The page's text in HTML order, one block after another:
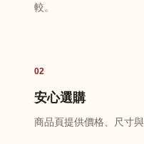
較。
02
安心選購
商品頁提供價格、尺寸